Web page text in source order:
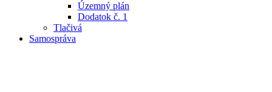
Územný plán
Dodatok č. 1
Tlačivá
Samospráva